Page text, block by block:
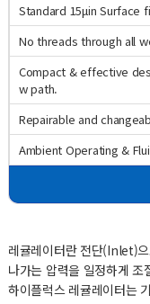
Standard 15μin Surface
No threads through all
Compact & effective
w path.
Repairable and
Ambient Operating &
레귤레이터란 전단(Inlet)
나가는 압력을 일정하게
하이플럭스 레귤레이터는